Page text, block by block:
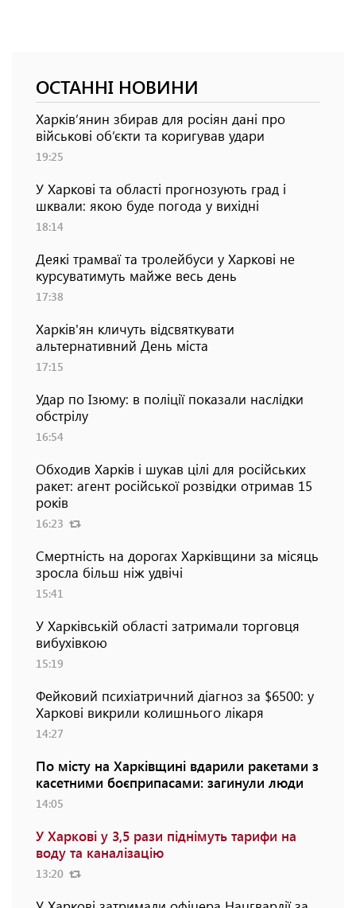
ОСТАННІ НОВИНИ
Харків’янин збирав для росіян дані про
військові об’єкти та коригував удари
19:25
У Харкові та області прогнозують град і
шквали: якою буде погода у вихідні
18:14
Деякі трамваї та тролейбуси у Харкові не
курсуватимуть майже весь день
17:38
Харків'ян кличуть відсвяткувати
альтернативний День міста
17:15
Удар по Ізюму: в поліції показали наслідки
обстрілу
16:54
Обходив Харків і шукав цілі для російських
ракет: агент російської розвідки отримав 15
років
16:23
Смертність на дорогах Харківщини за місяць
зросла більш ніж удвічі
15:41
У Харківській області затримали торговця
вибухівкою
15:19
Фейковий психіатричний діагноз за $6500: у
Харкові викрили колишнього лікаря
14:27
По місту на Харківщині вдарили ракетами з
касетними боєприпасами: загинули люди
14:05
У Харкові у 3,5 рази піднімуть тарифи на
воду та каналізацію
13:20